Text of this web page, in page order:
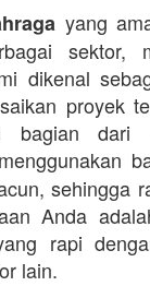
yang
sektor,
dikenal
proyek
bagian dari
sehingga
Anda
rapi
lain.